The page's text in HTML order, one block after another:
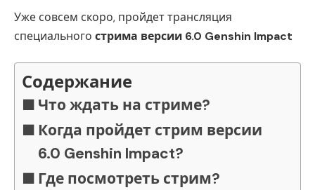
Уже совсем скоро, пройдет трансляция
специального стрима версии 6.0 Genshin Impact
Содержание
Что ждать на стриме?
Когда пройдет стрим версии
6.0 Genshin Impact?
Где посмотреть стрим?